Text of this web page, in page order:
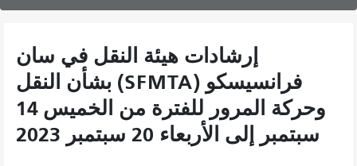
إرشادات هيئة النقل في سان
فرانسيسكو (SFMTA) بشأن النقل
وحركة المرور للفترة من الخميس 14
سبتمبر إلى الأربعاء 20 سبتمبر 2023